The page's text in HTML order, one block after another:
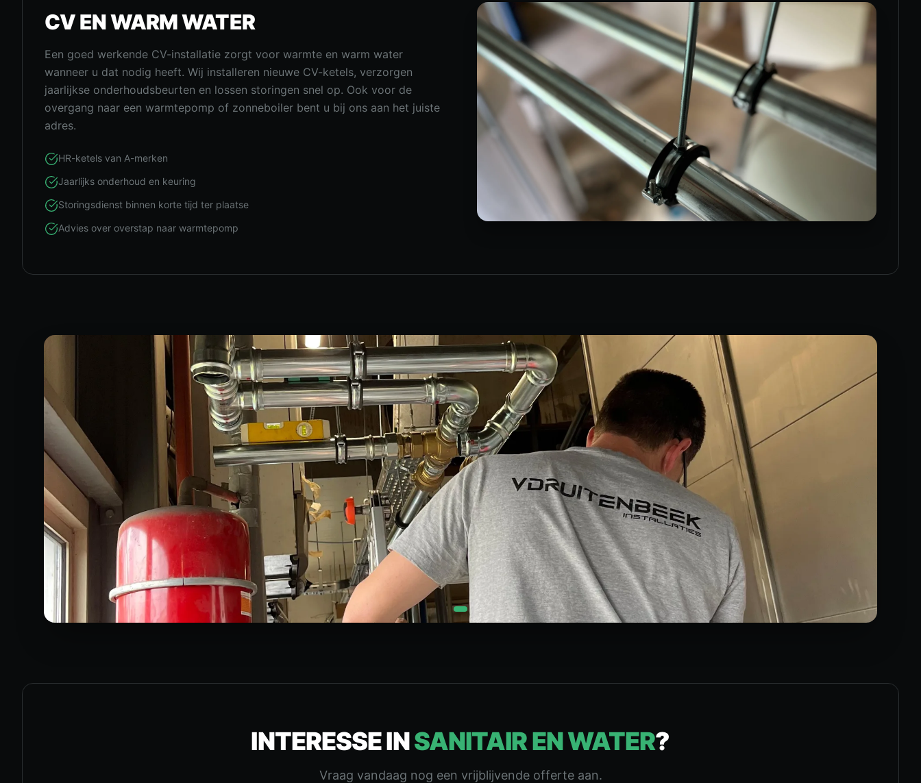
CV EN WARM WATER
Een goed werkende CV-installatie zorgt voor warmte en warm water
wanneer u dat nodig heeft. Wij installeren nieuwe CV-ketels, verzorgen
jaarlijkse onderhoudsbeurten en lossen storingen snel op. Ook voor de
overgang naar een warmtepomp of zonneboiler bent u bij ons aan het juiste
adres.
HR-ketels van A-merken
Jaarlijks onderhoud en keuring
Storingsdienst binnen korte tijd ter plaatse
Advies over overstap naar warmtepomp
INTERESSE INSANITAIR EN WATER?
Vraag vandaag nog een vrijblijvende offerte aan.